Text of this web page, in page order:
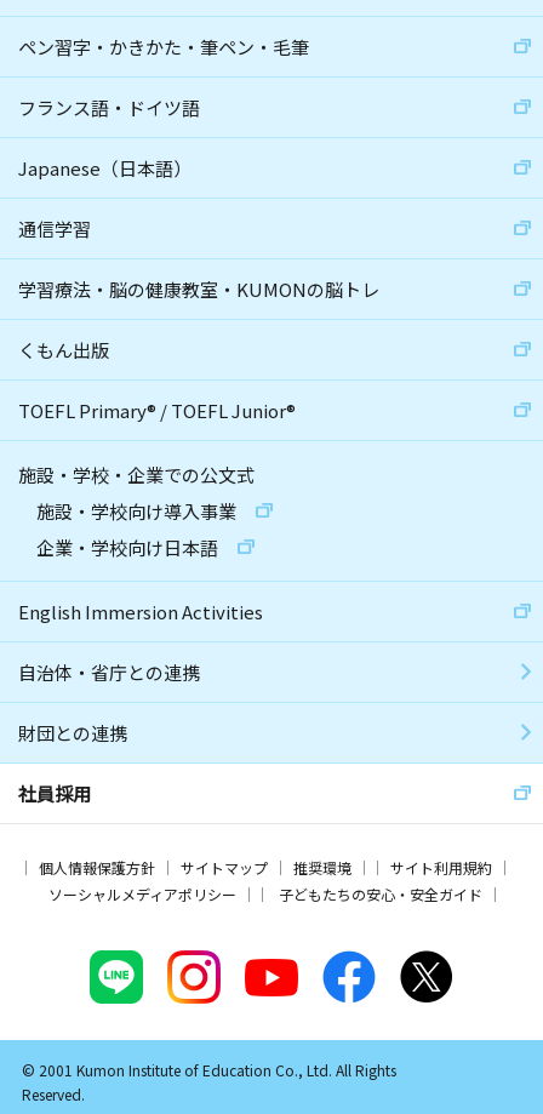
ペン習字・かきかた・筆ペン・毛筆
フランス語・ドイツ語
Japanese（日本語）
通信学習
学習療法・脳の健康教室・KUMONの脳トレ
くもん出版
TOEFL Primary® /TOEFL Junior®
施設・学校・企業での公文式
施設・学校向け導入事業
企業・学校向け日本語
English Immersion Activities
自治体・省庁との連携
財団との連携
社員採用
個人情報保護方針 サイトマップ 推奨環境
サイト利用規約
ソーシャルメディアポリシー
子どもたちの安心・安全ガイド
© 2001 Kumon Institute of Education Co., Ltd. All Rights
Reserved.